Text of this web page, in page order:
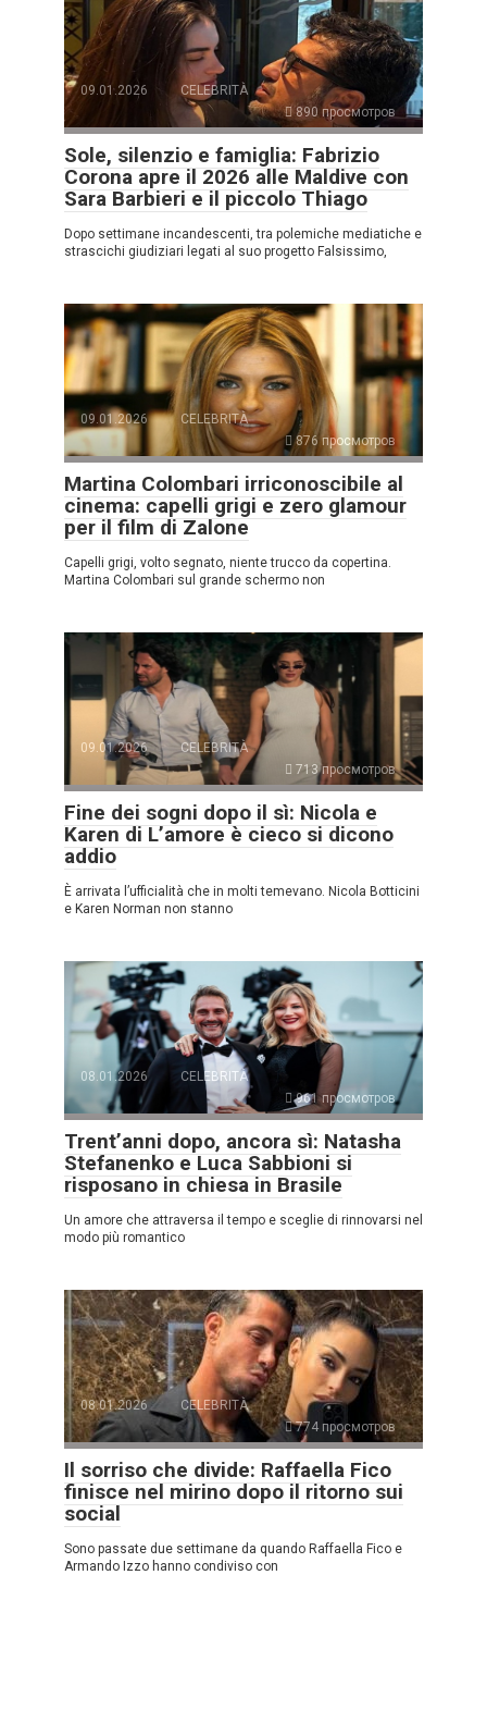
09.01.2026
CELEBRITÀ
890 просмотров
Sole, silenzio e famiglia: Fabrizio
Corona apre il 2026 alle Maldive con
Sara Barbieri e il piccolo Thiago
Dopo settimane incandescenti, tra polemiche mediatiche e
strascichi giudiziari legati al suo progetto Falsissimo,
09.01.2026
CELEBRITÀ
876 просмотров
Martina Colombari irriconoscibile al
cinema: capelli grigi e zero glamour
per il film di Zalone
Capelli grigi, volto segnato, niente trucco da copertina.
Martina Colombari sul grande schermo non
09.01.2026
CELEBRITÀ
713 просмотров
Fine dei sogni dopo il sì: Nicola e
Karen di L’amore è cieco si dicono
addio
È arrivata l’ufficialità che in molti temevano. Nicola Botticini
e Karen Norman non stanno
08.01.2026
CELEBRITÀ
961 просмотров
Trent’anni dopo, ancora sì: Natasha
Stefanenko e Luca Sabbioni si
risposano in chiesa in Brasile
Un amore che attraversa il tempo e sceglie di rinnovarsi nel
modo più romantico
08.01.2026
CELEBRITÀ
774 просмотров
Il sorriso che divide: Raffaella Fico
finisce nel mirino dopo il ritorno sui
social
Sono passate due settimane da quando Raffaella Fico e
Armando Izzo hanno condiviso con